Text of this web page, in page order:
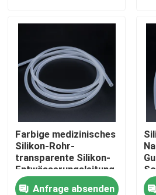
Über uns
Fabrik Tour
Qualitätskontrolle
Kontakt
Farbige medizinisches
Silikon-Rohr-
transparente Silikon-
Entwässerungsleitung
Anfrage absenden